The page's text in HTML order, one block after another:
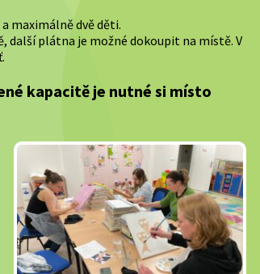
maximálně dvě děti.
další plátna je možné dokoupit na místě. V
kapacitě je nutné si místo